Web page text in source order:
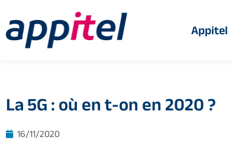
Appitel
La 5G : où en t-on en 2020 ?
16/11/2020